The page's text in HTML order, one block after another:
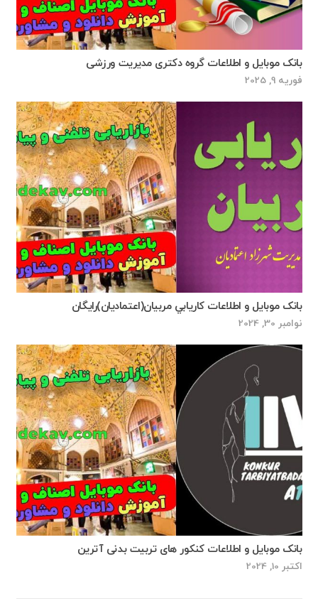
بانک موبایل و اطلاعات گروه دکتری مدیریت ورزشی
فوریه 9, 2025
بانک موبایل و اطلاعات كاريابي مربيان(اعتماديان)رايگان
نوامبر 30, 2024
بانک موبایل و اطلاعات کنکور های تربیت بدنی آترین
اکتبر 10, 2024